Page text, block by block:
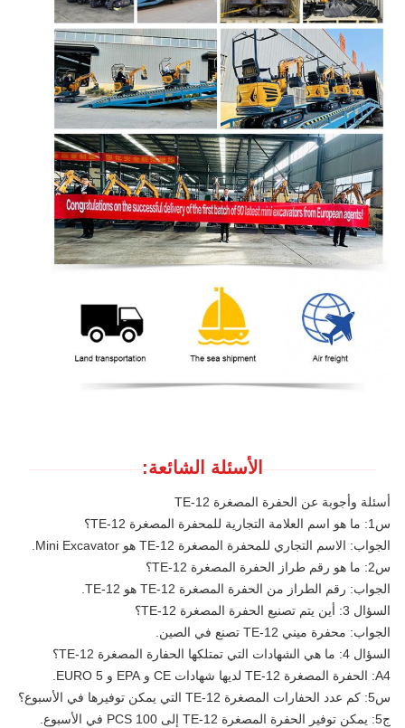
الأسئلة الشائعة:
أسئلة وأجوبة عن الحفرة المصغرة TE-12
س1: ما هو اسم العلامة التجارية للمحفرة المصغرة TE-12؟
الجواب: الاسم التجاري للمحفرة المصغرة TE-12 هو Mini Excavator.
س2: ما هو رقم طراز الحفرة المصغرة TE-12؟
الجواب: رقم الطراز من الحفرة المصغرة TE-12 هو TE-12.
السؤال 3: أين يتم تصنيع الحفرة المصغرة TE-12؟
الجواب: محفرة ميني TE-12 تصنع في الصين.
السؤال 4: ما هي الشهادات التي تمتلكها الحفارة المصغرة TE-12؟
A4: الحفرة المصغرة TE-12 لديها شهادات CE و EPA و EURO 5.
س5: كم عدد الحفارات المصغرة TE-12 التي يمكن توفيرها في الأسبوع؟
ج5: يمكن توفير الحفرة المصغرة TE-12 إلى 100 PCS في الأسبوع.